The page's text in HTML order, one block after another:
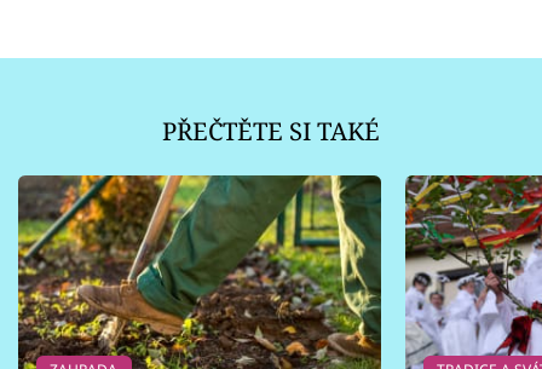
PŘEČTĚTE SI TAKÉ